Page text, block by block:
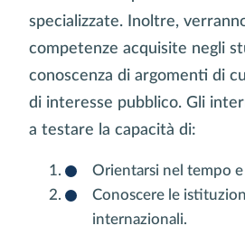
specializzate. Inoltre,
competenze acquisite negli
conoscenza di argomenti di
di interesse pubblico. Gli
a testare la capacità di:
Orientarsi nel tempo
Conoscere le
internazionali.